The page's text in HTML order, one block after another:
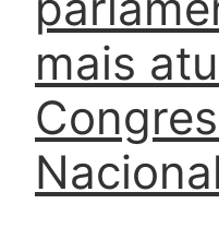
mais